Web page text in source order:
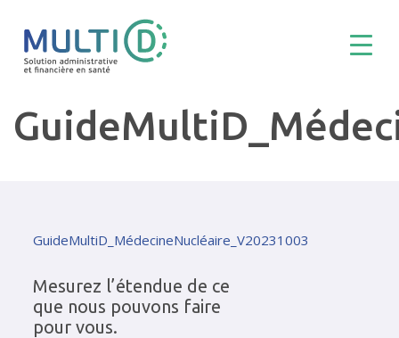
GuideMultiD_MédecineNucléaire_V20231003
Mesurez l’étendue de ce
que nous pouvons faire
pour vous.